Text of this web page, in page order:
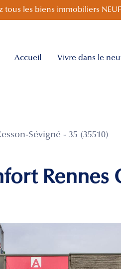
tous les biens immobiliers
Accueil Vivre dans le
Sévigné - 35 (35510)
Rennes